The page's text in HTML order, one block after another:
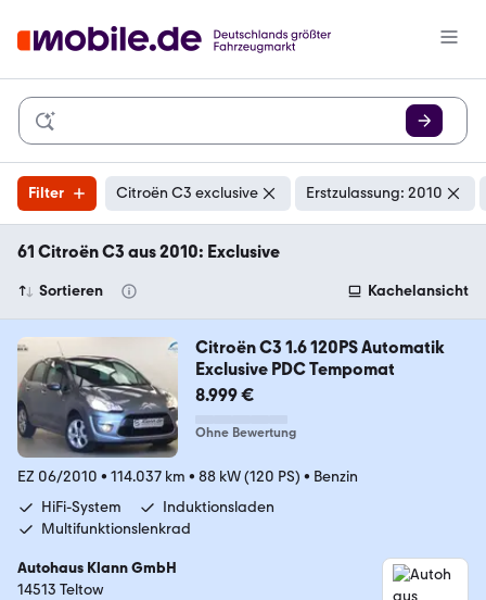
Filter Citroën C3 exclusive Erstzulassung: 2010
61 Citroën C3 aus 2010: Exclusive
Sortieren Kachelansicht
Citroën C3 1.6 120PS Automatik
Exclusive PDC Tempomat
8.999 €
Ohne Bewertung
EZ 06/2010 • 114.037 km • 88 kW (120 PS) • Benzin
HiFi-System
Induktionsladen
Multifunktionslenkrad
Autohaus Klann GmbH
14513 Teltow